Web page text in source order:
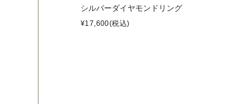
シルバーダイヤモンドリング
¥17,600(税込)